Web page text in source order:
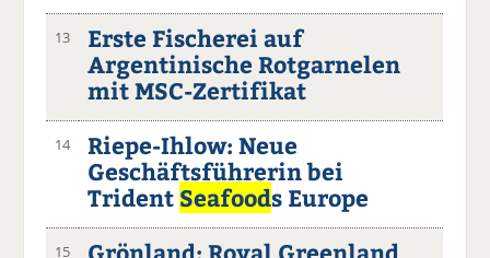
13
Erste Fischerei auf
Argentinische Rotgarnelen
mit MSC-Zertifikat
14
Riepe-Ihlow: Neue
Geschäftsführerin bei
Trident Seafoods Europe
15